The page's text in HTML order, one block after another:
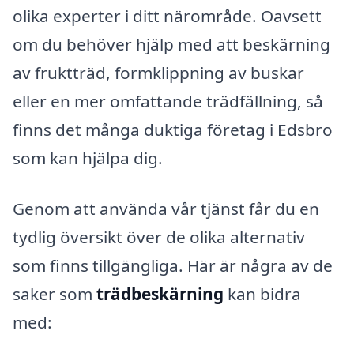
olika experter i ditt närområde. Oavsett
om du behöver hjälp med att beskärning
av fruktträd, formklippning av buskar
eller en mer omfattande trädfällning, så
finns det många duktiga företag i Edsbro
som kan hjälpa dig.
Genom att använda vår tjänst får du en
tydlig översikt över de olika alternativ
som finns tillgängliga. Här är några av de
saker som trädbeskärning kan bidra
med: